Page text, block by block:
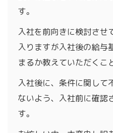
す。
入社を前向きに検討させ
入りますが入社後の給与
まるか教えていただくこ
入社後に、条件に関して
ないよう、入社前に確認
す。